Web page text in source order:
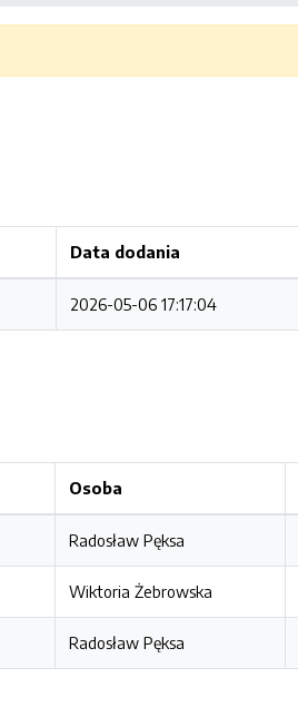
Data dodania
2026-05-06 17:17:04
Osoba
Radosław Pęksa
Wiktoria Żebrowska
Radosław Pęksa